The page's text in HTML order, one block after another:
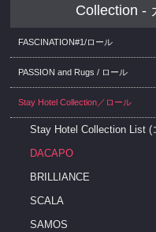
Collection -
FASCINATION#1/ロール
PASSION and Rugs / ロール
Stay Hotel Collection／ロール
Stay Hotel Collection List (
DACAPO
BRILLIANCE
SCALA
SAMOS